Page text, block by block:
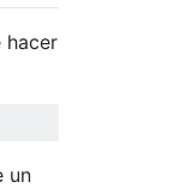
hacer
un